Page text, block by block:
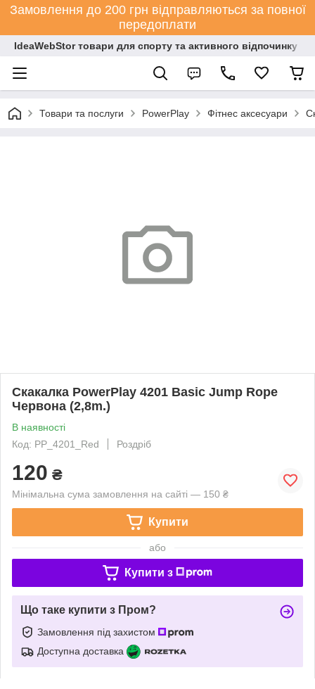
Замовлення до 200 грн відправляються за повної
передоплати
IdeaWebStor товари для спорту та активного відпочинку
Товари та послуги PowerPlay Фітнес аксесуари
Скакалка PowerPlay 4201 Basic Jump Rope
Червона (2,8m.)
В наявності
Код: PP_4201_Red
Роздріб
120 ₴
Мінімальна сума замовлення на сайті — 150 ₴
Купити
або
Купити з
Що таке купити з Пром?
Замовлення під захистом
Доступна доставка